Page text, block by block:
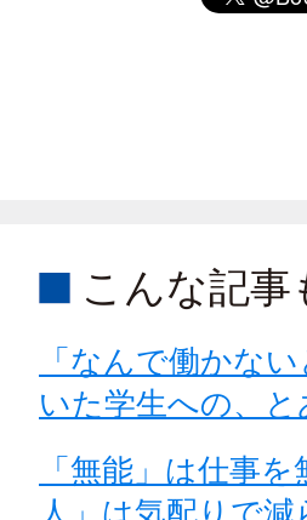
こんな記
「なんで働かな
いた学生への、
「無能」は仕事
人」は気配りで減